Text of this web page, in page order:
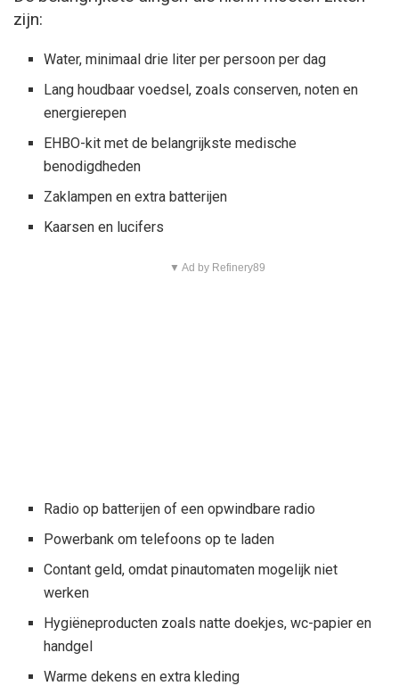
zijn:
Water, minimaal drie liter per persoon per dag
Lang houdbaar voedsel, zoals conserven, noten en
energierepen
EHBO-kit met de belangrijkste medische
benodigdheden
Zaklampen en extra batterijen
Kaarsen en lucifers
▼ Ad by Refinery89
Radio op batterijen of een opwindbare radio
Powerbank om telefoons op te laden
Contant geld, omdat pinautomaten mogelijk niet
werken
Hygiëneproducten zoals natte doekjes, wc-papier en
handgel
Warme dekens en extra kleding